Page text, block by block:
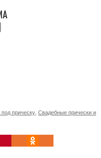
прическу Свадебные прически и